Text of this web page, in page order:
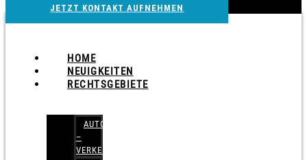
JETZT KONTAKT AUFNEHMEN
HOME
NEUIGKEITEN
RECHTSGEBIETE
AUTOBETRUG
–
VERKEHRSRECHT